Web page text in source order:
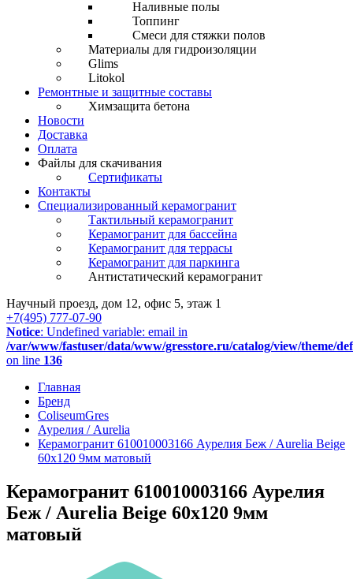
Наливные полы
Топпинг
Смеси для стяжки полов
Материалы для гидроизоляции
Glims
Litokol
Ремонтные и защитные составы
Химзащита бетона
Новости
Доставка
Оплата
Файлы для скачивания
Сертификаты
Контакты
Специализированный керамогранит
Тактильный керамогранит
Керамогранит для бассейна
Керамогранит для террасы
Керамогранит для паркинга
Антистатический керамогранит
Научный проезд, дом 12, офис 5, этаж 1
+7(495) 777-07-90
Notice: Undefined variable: email in
/var/www/fastuser/data/www/gresstore.ru/catalog/view/theme/
on line 136
Главная
Бренд
ColiseumGres
Аурелия / Aurelia
Керамогранит 610010003166 Аурелия Беж / Aurelia Beige
60x120 9мм матовый
Керамогранит 610010003166 Аурелия
Беж / Aurelia Beige 60x120 9мм
матовый